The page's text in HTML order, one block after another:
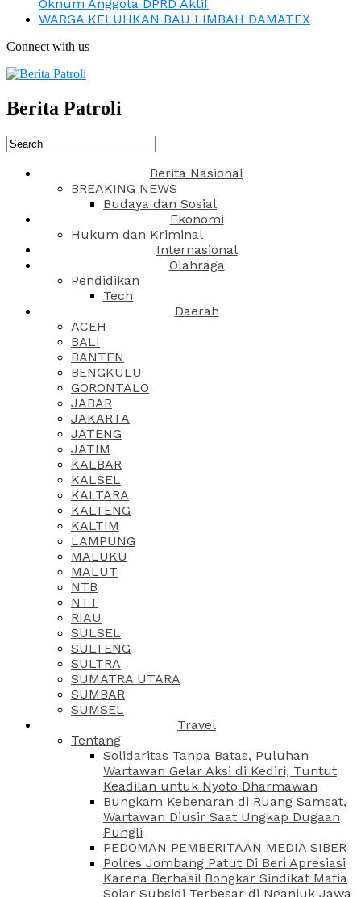
Oknum Anggota DPRD Aktif
WARGA KELUHKAN BAU LIMBAH DAMATEX
Connect with us
Berita Patroli
Berita Nasional
BREAKING NEWS
Budaya dan Sosial
Ekonomi
Hukum dan Kriminal
Internasional
Olahraga
Pendidikan
Tech
Daerah
ACEH
BALI
BANTEN
BENGKULU
GORONTALO
JABAR
JAKARTA
JATENG
JATIM
KALBAR
KALSEL
KALTARA
KALTENG
KALTIM
LAMPUNG
MALUKU
MALUT
NTB
NTT
RIAU
SULSEL
SULTENG
SULTRA
SUMATRA UTARA
SUMBAR
SUMSEL
Travel
Tentang
Solidaritas Tanpa Batas, Puluhan
Wartawan Gelar Aksi di Kediri, Tuntut
Keadilan untuk Nyoto Dharmawan
Bungkam Kebenaran di Ruang Samsat,
Wartawan Diusir Saat Ungkap Dugaan
Pungli
PEDOMAN PEMBERITAAN MEDIA SIBER
Polres Jombang Patut Di Beri Apresiasi
Karena Berhasil Bongkar Sindikat Mafia
Solar Subsidi Terbesar di Nganjuk Jawa